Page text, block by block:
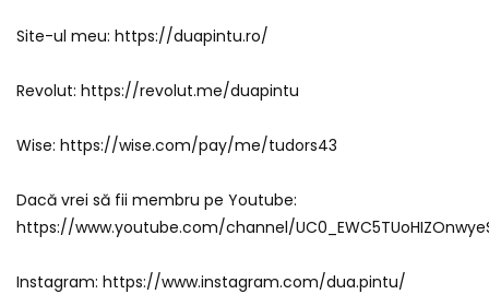
Site-ul meu: https://duapintu.ro/
Revolut: https://revolut.me/duapintu
Wise: https://wise.com/pay/me/tudors43
Dacă vrei să fii membru pe Youtube:
https://www.youtube.com/channel/
Instagram: https://www.instagram.com/dua.pintu/